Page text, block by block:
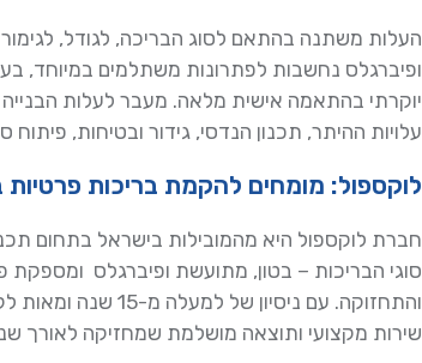
העלות משתנה בהתאם לסוג הבריכה, לגודל,
ופיברגלס נחשבות לפתרונות משתלמים במיוחד,
יוקרתי בהתאמה אישית מלאה. מעבר לעלות
עלויות ההיתר, תכנון הנדסי, גידור ובטיחות, פיתוח
לוקספול: מומחים להקמת בריכות פרטיות
חברת לוקספול היא מהמובילות בישראל בתחום
סוגי הבריכות – בטון, מתועשת ופיברגלס
והתחזוקה. עם
שירות מקצועי ותוצאה מושלמת שמחזיקה לאורך